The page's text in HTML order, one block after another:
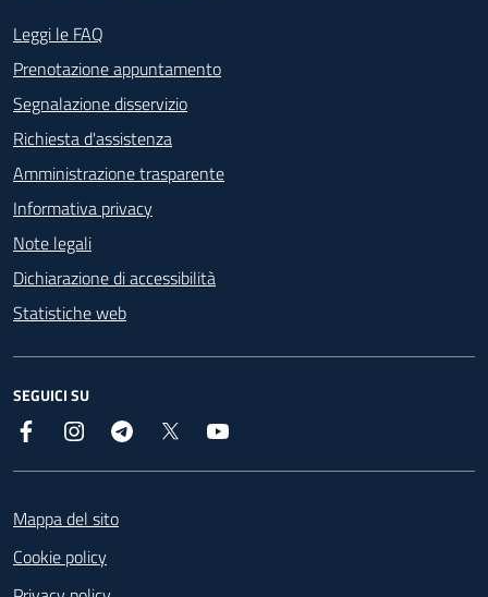
Footer - Contatti
Leggi le FAQ
Prenotazione appuntamento
Segnalazione disservizio
Richiesta d'assistenza
Amministrazione trasparente
Informativa privacy
Note legali
Dichiarazione di accessibilità
Statistiche web
SEGUICI SU
Facebook InstagramTelegram
Mappa del sito
Cookie policy